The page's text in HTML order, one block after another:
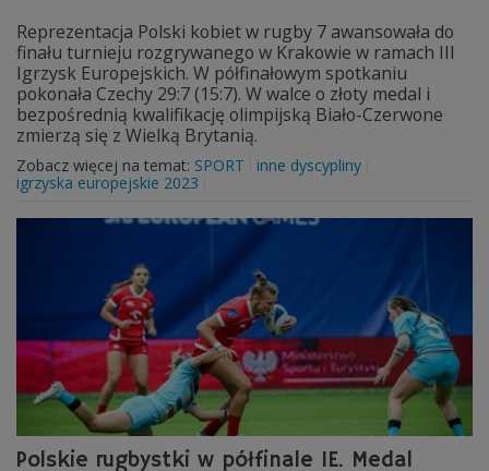
Reprezentacja Polski kobiet w rugby 7 awansowała do
finału turnieju rozgrywanego w Krakowie w ramach III
Igrzysk Europejskich. W półfinałowym spotkaniu
pokonała Czechy 29:7 (15:7). W walce o złoty medal i
bezpośrednią kwalifikację olimpijską Biało-Czerwone
zmierzą się z Wielką Brytanią.
Zobacz więcej na temat: SPORT
inne dyscypliny
igrzyska europejskie 2023
Polskie rugbystki w półfinale IE. Medal